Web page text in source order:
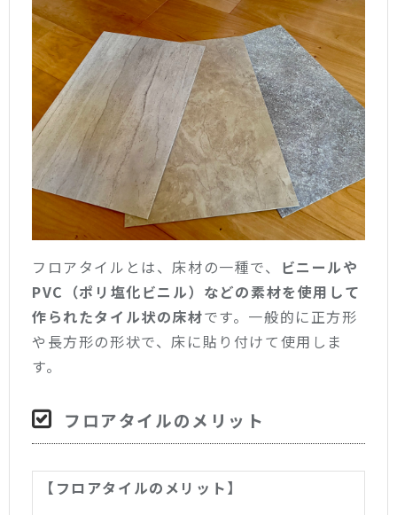
フロアタイルとは、床材の一種で、 ビニールや
PVC（ポリ塩化ビニル）などの素材を使用して
作られたタイル状の床材です。一般的に正方形
や長方形の形状で、床に貼り付けて使用しま
す。
フロアタイルのメリット
【フロアタイルのメリット】